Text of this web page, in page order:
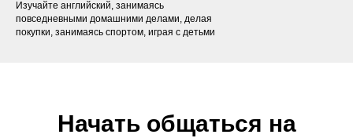
Изучайте английский, занимаясь
повседневными домашними делами, делая
покупки, занимаясь спортом, играя с детьми
Начать общаться на